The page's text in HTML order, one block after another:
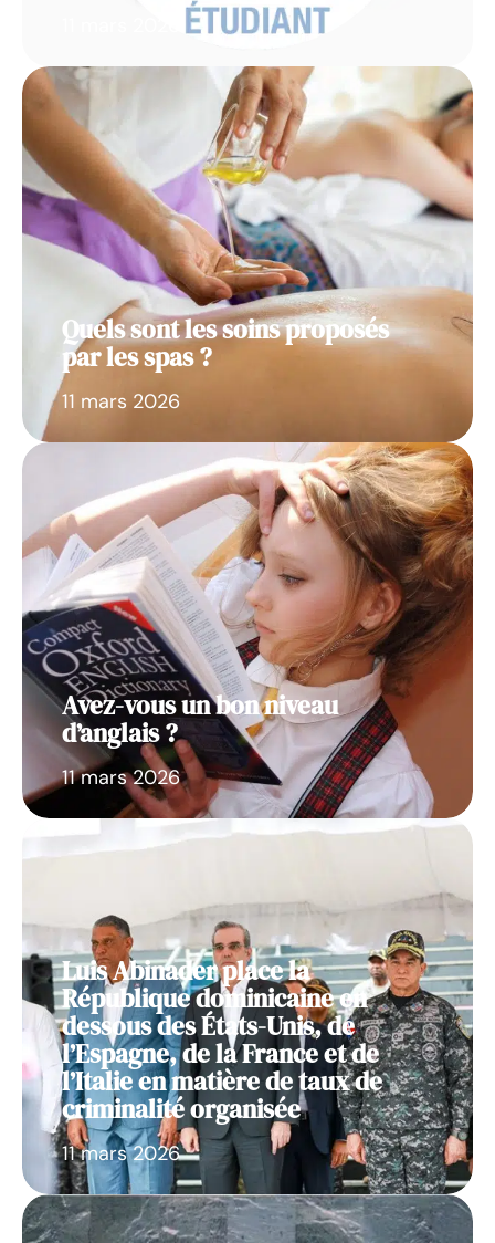
Quels sont les soins proposés
par les spas ?
11 mars 2026
Avez-vous un bon niveau
d’anglais ?
11 mars 2026
Luis Abinader place la
République dominicaine en
dessous des États-Unis, de
l’Espagne, de la France et de
l’Italie en matière de taux de
criminalité organisée
11 mars 2026